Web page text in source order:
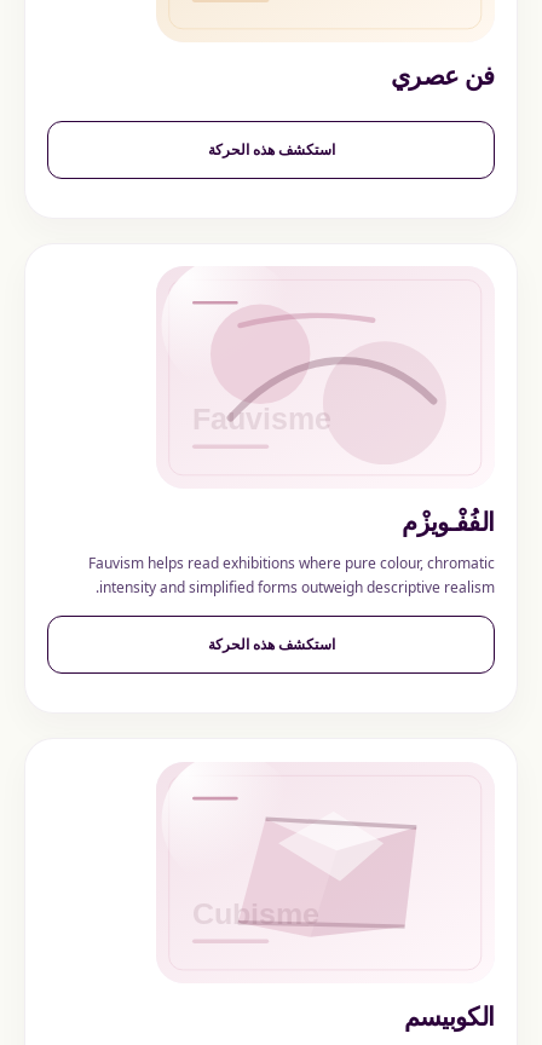
فن عصري
استكشف هذه الحركة
الفُفْـويزْم
Fauvism helps read exhibitions where pure colour, chromatic
intensity and simplified forms outweigh descriptive realism.
استكشف هذه الحركة
الكوبيسم